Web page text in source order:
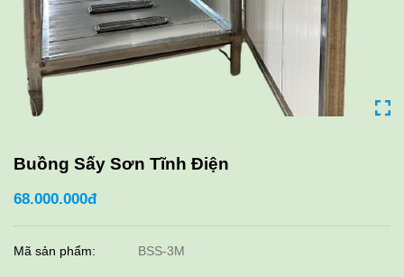
Buồng Sấy Sơn Tĩnh Điện
68.000.000đ
Mã sản phẩm: BSS-3M